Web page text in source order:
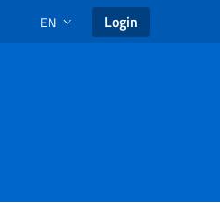
LANGUAGE SELECTION:
EN Login